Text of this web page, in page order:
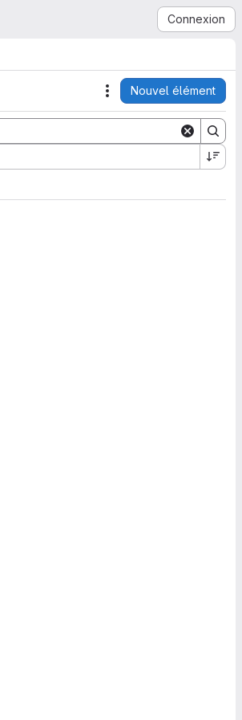
Connexion
Actions
Nouvel élément